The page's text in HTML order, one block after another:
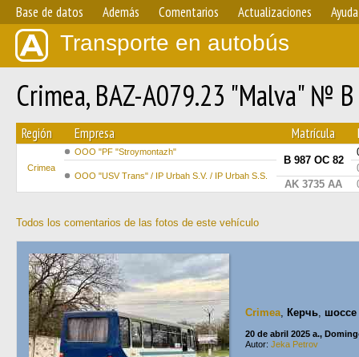
Base de datos Además Comentarios Actualizaciones Ayuda
Transporte en autobús
Crimea, BAZ-A079.23 "Malva" №
Región Empresa Matrícula
Crimea
OOO "PF "Stroymontazh"
В 987 ОС 82
OOO "USV Trans" / IP Urbah S.V. / IP Urbah S.S.
AK 3735 AA
Todos los comentarios de las fotos de este vehículo
Crimea, Керчь, шоссе
20 de abril 2025 a.,
Autor: Jeka Petrov